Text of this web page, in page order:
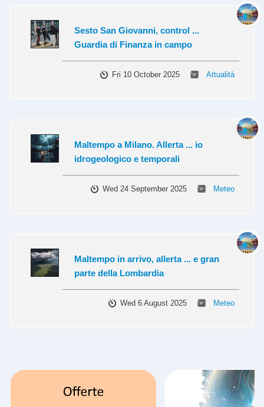
Sesto San Giovanni, control ...
Guardia di Finanza in campo
Fri 10 October 2025 Attualità
Maltempo a Milano. Allerta ... io
idrogeologico e temporali
Wed 24 September 2025 Meteo
Maltempo in arrivo, allerta ... e gran
parte della Lombardia
Wed 6 August 2025 Meteo